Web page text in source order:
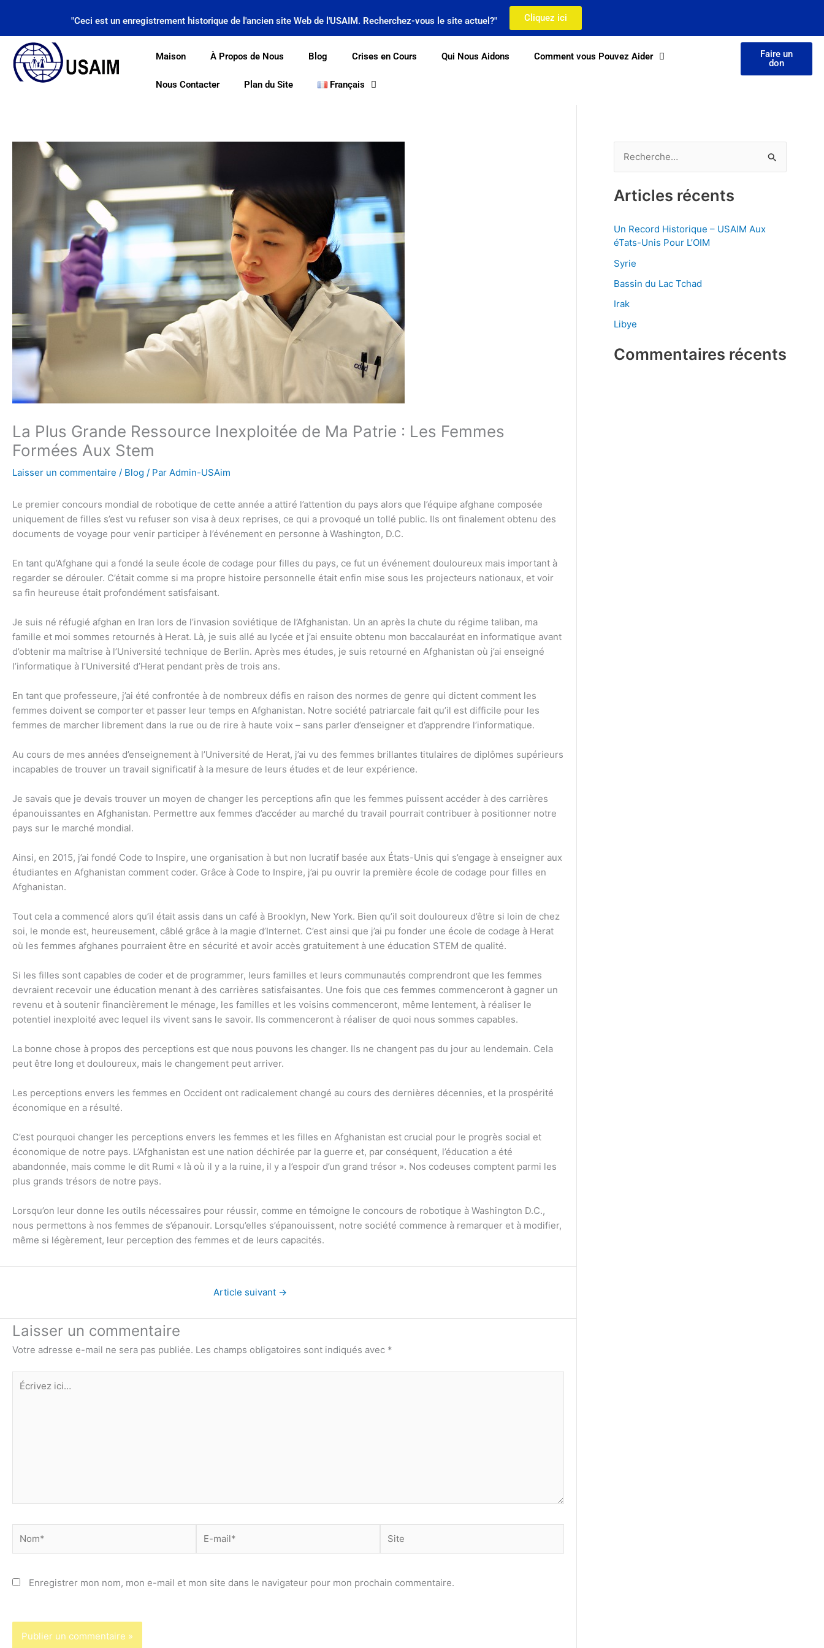
contenu
"Ceci est un enregistrement historique de l'ancien site Web de l'USAIM. Recherchez-vous le site actuel?" Cliquez ici
Maison À Propos de Nous Blog Crises en Cours Qui Nous Aidons Comment vous Pouvez Aider
Nous Contacter Plan du Site Français
Faire un
don
La Plus Grande Ressource Inexploitée de Ma Patrie : Les Femmes
Formées Aux Stem
Laisser un commentaire / Blog / Par Admin-USAim
Le premier concours mondial de robotique de cette année a attiré l’attention du pays alors que l’équipe afghane composée
uniquement de filles s’est vu refuser son visa à deux reprises, ce qui a provoqué un tollé public. Ils ont finalement obtenu des
documents de voyage pour venir participer à l’événement en personne à Washington, D.C.
En tant qu’Afghane qui a fondé la seule école de codage pour filles du pays, ce fut un événement douloureux mais important à
regarder se dérouler. C’était comme si ma propre histoire personnelle était enfin mise sous les projecteurs nationaux, et voir
sa fin heureuse était profondément satisfaisant.
Je suis né réfugié afghan en Iran lors de l’invasion soviétique de l’Afghanistan. Un an après la chute du régime taliban, ma
famille et moi sommes retournés à Herat. Là, je suis allé au lycée et j’ai ensuite obtenu mon baccalauréat en informatique avant
d’obtenir ma maîtrise à l’Université technique de Berlin. Après mes études, je suis retourné en Afghanistan où j’ai enseigné
l’informatique à l’Université d’Herat pendant près de trois ans.
En tant que professeure, j’ai été confrontée à de nombreux défis en raison des normes de genre qui dictent comment les
femmes doivent se comporter et passer leur temps en Afghanistan. Notre société patriarcale fait qu’il est difficile pour les
femmes de marcher librement dans la rue ou de rire à haute voix – sans parler d’enseigner et d’apprendre l’informatique.
Au cours de mes années d’enseignement à l’Université de Herat, j’ai vu des femmes brillantes titulaires de diplômes supérieurs
incapables de trouver un travail significatif à la mesure de leurs études et de leur expérience.
Je savais que je devais trouver un moyen de changer les perceptions afin que les femmes puissent accéder à des carrières
épanouissantes en Afghanistan. Permettre aux femmes d’accéder au marché du travail pourrait contribuer à positionner notre
pays sur le marché mondial.
Ainsi, en 2015, j’ai fondé Code to Inspire, une organisation à but non lucratif basée aux États-Unis qui s’engage à enseigner aux
étudiantes en Afghanistan comment coder. Grâce à Code to Inspire, j’ai pu ouvrir la première école de codage pour filles en
Afghanistan.
Tout cela a commencé alors qu’il était assis dans un café à Brooklyn, New York. Bien qu’il soit douloureux d’être si loin de chez
soi, le monde est, heureusement, câblé grâce à la magie d’Internet. C’est ainsi que j’ai pu fonder une école de codage à Herat
où les femmes afghanes pourraient être en sécurité et avoir accès gratuitement à une éducation STEM de qualité.
Si les filles sont capables de coder et de programmer, leurs familles et leurs communautés comprendront que les femmes
devraient recevoir une éducation menant à des carrières satisfaisantes. Une fois que ces femmes commenceront à gagner un
revenu et à soutenir financièrement le ménage, les familles et les voisins commenceront, même lentement, à réaliser le
potentiel inexploité avec lequel ils vivent sans le savoir. Ils commenceront à réaliser de quoi nous sommes capables.
La bonne chose à propos des perceptions est que nous pouvons les changer. Ils ne changent pas du jour au lendemain. Cela
peut être long et douloureux, mais le changement peut arriver.
Les perceptions envers les femmes en Occident ont radicalement changé au cours des dernières décennies, et la prospérité
économique en a résulté.
C’est pourquoi changer les perceptions envers les femmes et les filles en Afghanistan est crucial pour le progrès social et
économique de notre pays. L’Afghanistan est une nation déchirée par la guerre et, par conséquent, l’éducation a été
abandonnée, mais comme le dit Rumi « là où il y a la ruine, il y a l’espoir d’un grand trésor ». Nos codeuses comptent parmi les
plus grands trésors de notre pays.
Lorsqu’on leur donne les outils nécessaires pour réussir, comme en témoigne le concours de robotique à Washington D.C.,
nous permettons à nos femmes de s’épanouir. Lorsqu’elles s’épanouissent, notre société commence à remarquer et à modifier,
même si légèrement, leur perception des femmes et de leurs capacités.
Article suivant →
Laisser un commentaire
Votre adresse e-mail ne sera pas publiée. Les champs obligatoires sont indiqués avec *
Écrivez
ici…
mail*
Enregistrer mon nom, mon e-mail et mon site dans le navigateur pour mon prochain commentaire.
c
e
c
h
e
r
:
Articles récents
Un Record Historique – USAIM Aux
éTats-Unis Pour L’OIM
Syrie
Bassin du Lac Tchad
Irak
Libye
Commentaires récents